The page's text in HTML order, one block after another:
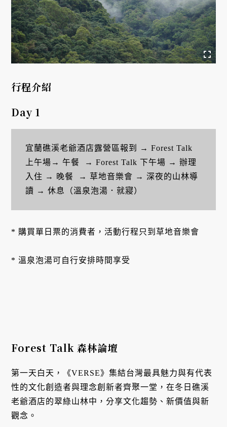
行程介紹
Day 1
宜蘭礁溪老爺酒店露營區報到 → Forest Talk
上午場→ 午餐  → Forest Talk 下午場 → 辦理
入住 → 晚餐  → 草地音樂會 → 深夜的山林導
讀 → 休息（溫泉泡湯．就寢）
* 購買單日票的消費者，活動行程只到草地音樂會
* 溫泉泡湯可自行安排時間享受
Forest Talk 森林論壇
第一天白天，《VERSE》集結台灣最具魅力與有代表
性的文化創造者與理念創新者齊聚一堂，在冬日礁溪
老爺酒店的翠綠山林中，分享文化趨勢、新價值與新
觀念。